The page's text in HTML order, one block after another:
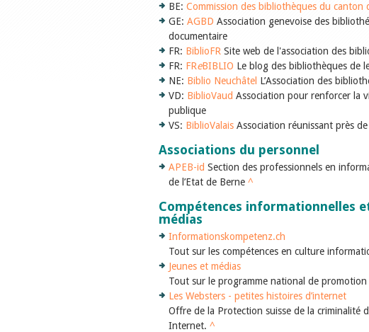
BE: Commission des bibliothèques du canton
GE: AGBD Association genevoise des
documentaire
FR: BiblioFR Site web de l'association des
FR: FReBIBLIO Le blog des bibliothèques de
NE: Biblio Neuchâtel L’Association des
VD: BiblioVaud Association pour renforcer la
publique
VS: BiblioValais Association réunissant près
Associations du personnel
APEB-id Section des professionnels en
de l’Etat de Berne ^
Compétences informationnelles
médias
Informationskompetenz.ch
Tout sur les compétences en culture
Jeunes et médias
Tout sur le programme national de promotion
Les Websters - petites histoires d’internet
Offre de la Protection suisse de la criminalité
Internet. ^